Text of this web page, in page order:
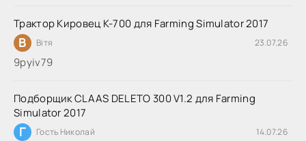
Трактор Кировец К-700 для Farming Simulator 2017
В Вітя 23.07.26
9руіv79
Подборщик CLAAS DELETO 300 V1.2 для Farming
Simulator 2017
Г Гость Николай 14.07.26